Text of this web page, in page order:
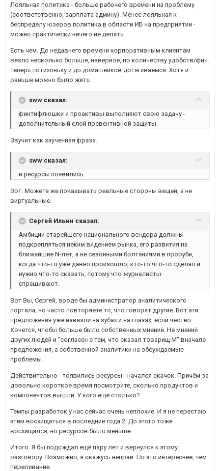
Лояльная политика - больше рабочего времени на проблему
(соответственно, зарплата админу). Менее лояльная к
беспределу юзеров политика в области ИБ на предприятии -
можно практически ничего не делать.
Есть чем. До недавнего времени корпоративным клиентам
везло несколько больше, наверное, по количеству удобств/фич.
Теперь потихоньку и до домашников дотягиваемся. Хотя и
раньше можно было жить.
sww сказал:
финтифлюшки и проактивы выполняют свою задачу -
дополнительный слой превентивной защиты.
Звучит как заученная фраза.
sww сказал:
и ресурсы появились
Вот. Можете же показывать реальные стороны вещей, а не
виртуальные.
Сергей Ильин сказал:
Амбиции старейшего национального вендора должны
подкрепляться неким видением рынка, его развития на
ближайшие N-лет, а не сезонными болтаниями в проруби,
когда что-то уже давно произошло, кто-то что-то сделал и
нужно что-то сказать, потому что журналисты
спрашивают.
Вот Вы, Сергей, вроде бы администратор аналитического
портала, но часто повторяете то, что говорят другие. Вот эти
предложения уже навязли на зубах и на глазах, если честно.
Хочется, чтобы больше было собственных мнений. Не мнений
других людей и "согласен с тем, что сказал товарищ M" вначале
предложения, а собственной аналитики на обсуждаемые
проблемы.
Действительно - появились ресурсы - начался скачок. Причём за
довольно короткое время посмотрите, сколько продуктов и
компонентов вышли. У кого ещё столько?
Темпы разработок у нас сейчас очень неплохие. И я не перестаю
этим восхищаться в последние года 2. До этого тоже
восхищался, но ресурсов было меньше.
Итого. Я бы подождал ещё пару лет и вернулся к этому
разговору. Возможно, я окажусь неправ. Но это интереснее, чем
переливание.